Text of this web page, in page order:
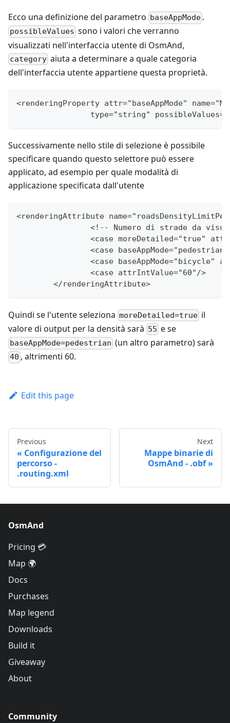
Ecco una definizione del parametro baseAppMode .
possibleValues sono i valori che verranno
visualizzati nell'interfaccia utente di OsmAnd,
category aiuta a determinare a quale categoria
dell'interfaccia utente appartiene questa proprietà.
<renderingProperty attr="baseAppMode"
type="string"
Successivamente nello stile di selezione è possibile
specificare quando questo selettore può essere
applicato, ad esempio per quale modalità di
applicazione specificata dall'utente
<renderingAttribute
<!-- Numero di strade da
<case moreDetailed="true"
<case
<case baseAppMode="bicycle"
		<case attrIntValue="60"/>
	</renderingAttribute>
Quindi se l'utente seleziona moreDetailed=true il
valore di output per la densità sarà 55 e se
baseAppMode=pedestrian (un altro parametro) sarà
40 , altrimenti 60.
Edit this page
Previous
Configurazione del
percorso -
.routing.xml
Next
Mappe binarie di
OsmAnd - .obf
OsmAnd
Pricing 💳
Map 🌍
Docs
Purchases
Map legend
Downloads
Build it
Giveaway
About
Community